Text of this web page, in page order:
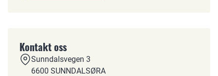
Kontakt oss
Sunndalsvegen 3
6600 SUNNDALSØRA